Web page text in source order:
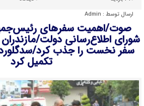
ارسال توسط : Admin
صوت/اهمیت سفرهای
سفر نخست را جذب کرد/
تکمیل کرد